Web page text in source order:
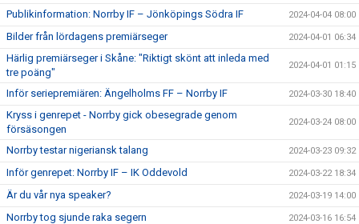
Publikinformation: Norrby IF – Jönköpings Södra IF 2024-04-04 08:00
Bilder från lördagens premiärseger 2024-04-01 06:34
Härlig premiärseger i Skåne: "Riktigt skönt att inleda med
tre poäng"
2024-04-01 01:15
Inför seriepremiären: Ängelholms FF – Norrby IF 2024-03-30 18:40
Kryss i genrepet - Norrby gick obesegrade genom
försäsongen
2024-03-24 08:00
Norrby testar nigeriansk talang 2024-03-23 09:32
Inför genrepet: Norrby IF – IK Oddevold 2024-03-22 18:34
Är du vår nya speaker? 2024-03-19 14:00
Norrby tog sjunde raka segern 2024-03-16 16:54